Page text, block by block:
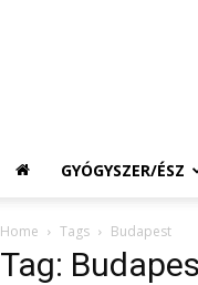
GYÓGYSZER/ÉSZ
Home Tags Budapest
Tag: